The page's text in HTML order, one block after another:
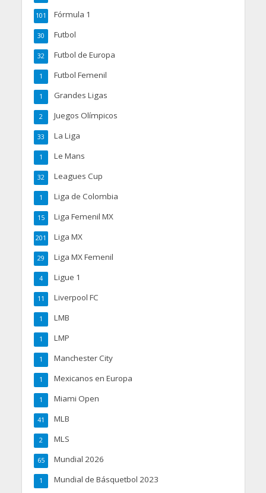
Fórmula 1
101
Futbol
30
Futbol de Europa
32
Futbol Femenil
1
Grandes Ligas
1
Juegos Olímpicos
2
La Liga
33
Le Mans
1
Leagues Cup
32
Liga de Colombia
1
Liga Femenil MX
15
Liga MX
201
Liga MX Femenil
29
Ligue 1
4
Liverpool FC
11
LMB
1
LMP
1
Manchester City
1
Mexicanos en Europa
1
Miami Open
1
MLB
41
MLS
2
Mundial 2026
65
Mundial de Básquetbol 2023
1